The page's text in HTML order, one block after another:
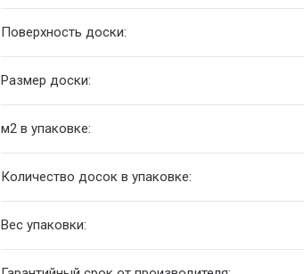
Поверхность доски:
Размер доски:
м2 в упаковке:
Количество досок в упаковке:
Вес упаковки: